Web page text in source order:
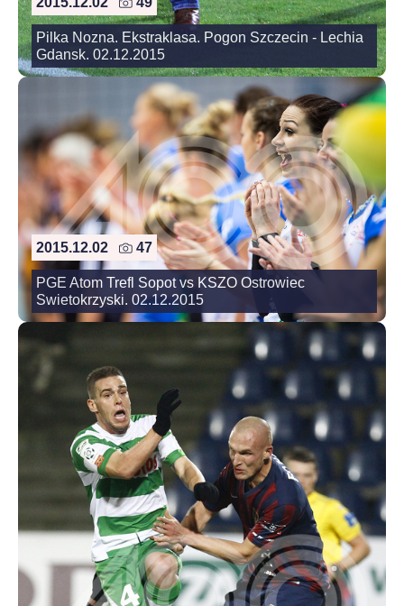
Pilka Nozna. Ekstraklasa. Pogon Szczecin - Lechia
Gdansk. 02.12.2015
2015.12.02 47
PGE Atom Trefl Sopot vs KSZO Ostrowiec
Swietokrzyski. 02.12.2015